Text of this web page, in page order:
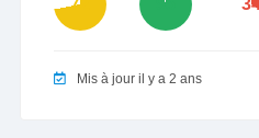
72 95 34
Mis à jour il y a 2 ans